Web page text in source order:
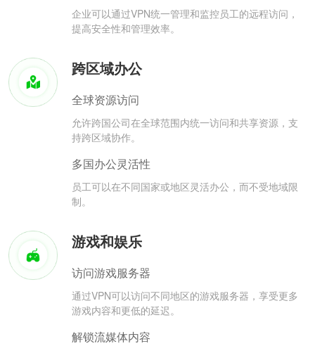
企业可以通过VPN统一管理和监控员工的远程访问，
提高安全性和管理效率。
跨区域办公
全球资源访问
允许跨国公司在全球范围内统一访问和共享资源，支
持跨区域协作。
多国办公灵活性
员工可以在不同国家或地区灵活办公，而不受地域限
制。
游戏和娱乐
访问游戏服务器
通过VPN可以访问不同地区的游戏服务器，享受更多
游戏内容和更低的延迟。
解锁流媒体内容